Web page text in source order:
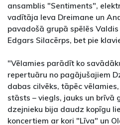
ansamblis "Sentiments",
vadītāja Ieva Dreimane un
pavadošā grupā spēlēs
Edgars Silacērps, bet pie
"Vēlamies parādīt ko
repertuāru no pagājušajiem
dabas cilvēks, tāpēc
stāsts – viegls, jauks un brīvā
dzejnieku bija daudz kopīgu
koncertiem ar kori "Līva" un